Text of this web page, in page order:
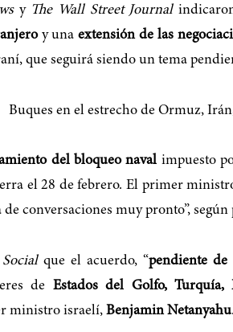
y The Wall Street Journal
y unaextensión de las
que seguirá siendo un tema
del bloqueo naval impuesto
el 28 de febrero. El primer
conversaciones muy pronto”,
que el acuerdo, “pendiente
de Estados del Golfo, Turquía,
ministro israelí, Benjamin Netanyahu.